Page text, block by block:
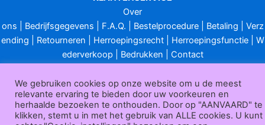
Over
ons
Bedrijfsgegevens F.A.Q. Bestelprocedure| Betaling
Verz
ending
Retourneren Herroepingsrecht| Herroepingsfunctie| W
ederverkoop
Bedrukken
Contact
Maxisafety.nl © 2026
We gebruiken cookies op onze website om u de meest
relevante ervaring te bieden door uw voorkeuren en
herhaalde bezoeken te onthouden. Door op "AANVAARD" te
klikken, stemt u in met het gebruik van ALLE cookies. U kunt